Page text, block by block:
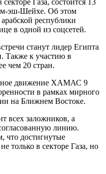
эш-Шейхе. Об этом
республики
в одной из соцсетей.
станут лидер Египта
Также к участию в
чем 20 стран.
движение ХАМАС 9
в рамках мирного
на Ближнем Востоке.
всех заложников, а
линию.
что достигнутые
только в секторе Газа, но